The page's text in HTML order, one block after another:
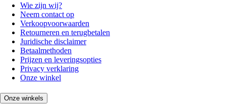
Wie zijn wij?
Neem contact op
Verkoopvoorwaarden
Retourneren en terugbetalen
Juridische disclaimer
Betaalmethoden
Prijzen en leveringsopties
Privacy verklaring
Onze winkel
Onze winkels